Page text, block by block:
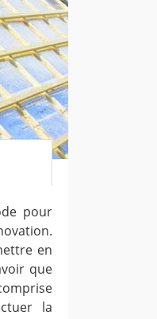
pour
en
que
la